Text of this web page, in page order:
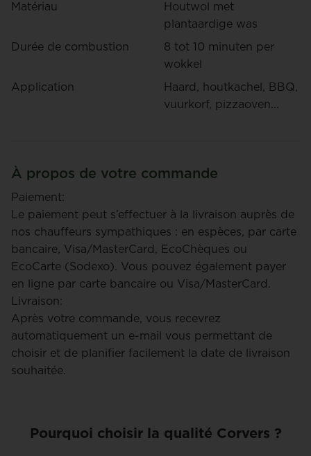
Matériau
Houtwol met
plantaardige was
Durée de combustion
8 tot 10 minuten per
wokkel
Application
Haard, houtkachel, BBQ,
vuurkorf, pizzaoven...
À propos de votre commande
Paiement:
Le paiement peut s’effectuer à la livraison auprès de
nos chauffeurs sympathiques : en espèces, par carte
bancaire, Visa/MasterCard, EcoChèques ou
EcoCarte (Sodexo). Vous pouvez également payer
en ligne par carte bancaire ou Visa/MasterCard.
Livraison:
Après votre commande, vous recevrez
automatiquement un e-mail vous permettant de
choisir et de planifier facilement la date de livraison
souhaitée.
Pourquoi choisir la qualité Corvers ?